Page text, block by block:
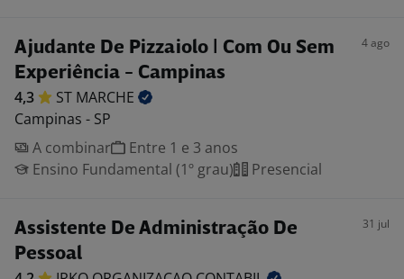
Ajudante De Pizzaiolo | Com Ou Sem
Experiência - Campinas
4 ago
4,3 ST MARCHE
Campinas - SP
A combinar
Entre 1 e 3 anos
Ensino Fundamental (1º grau)
Presencial
Assistente De Administração De
Pessoal
31 jul